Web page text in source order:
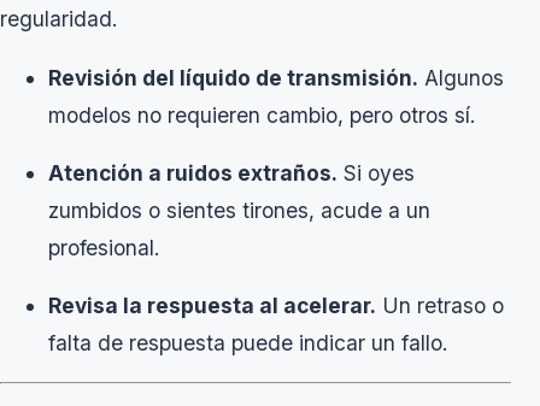
regularidad.
Revisión del líquido de transmisión. Algunos
modelos no requieren cambio, pero otros sí.
Atención a ruidos extraños. Si oyes
zumbidos o sientes tirones, acude a un
profesional.
Revisa la respuesta al acelerar. Un retraso o
falta de respuesta puede indicar un fallo.